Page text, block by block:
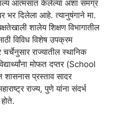
आत्मसात केलेल्या अशा समग्र
भर दिलेला आहे. त्यानुषंगाने मा.
शालेय शिक्षण विभागातील
विविध विशेष उपक्रम
चर्चेनुसार राज्यातील स्थानिक
मोफत दप्तर (School
प्रस्ताव सादर
राज्य, पुणे यांना संदर्भ